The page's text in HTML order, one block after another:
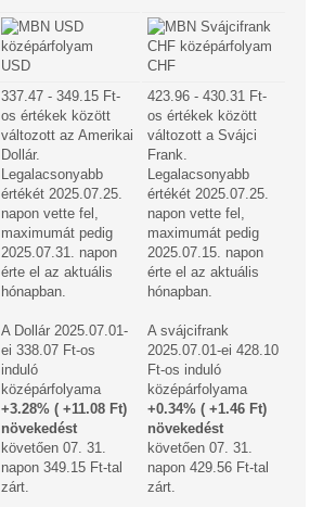
USD CHF
337.47 - 349.15 Ft-
os értékek között
változott az Amerikai
Dollár.
Legalacsonyabb
értékét 2025.07.25.
napon vette fel,
maximumát pedig
2025.07.31. napon
érte el az aktuális
hónapban.
A Dollár 2025.07.01-
ei 338.07 Ft-os
induló
középárfolyama
+3.28% ( +11.08 Ft)
növekedést
követően 07. 31.
napon 349.15 Ft-tal
zárt.
423.96 - 430.31 Ft-
os értékek között
változott a Svájci
Frank.
Legalacsonyabb
értékét 2025.07.25.
napon vette fel,
maximumát pedig
2025.07.15. napon
érte el az aktuális
hónapban.
A svájcifrank
2025.07.01-ei 428.10
Ft-os induló
középárfolyama
+0.34% ( +1.46 Ft)
növekedést
követően 07. 31.
napon 429.56 Ft-tal
zárt.